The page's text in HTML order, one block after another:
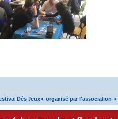
Dés Jeux», organisé par l'association «